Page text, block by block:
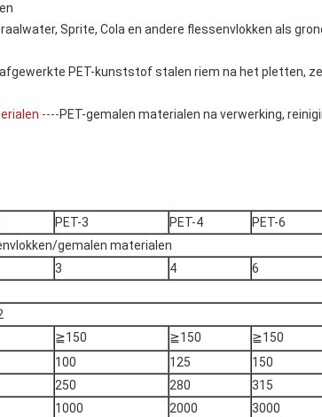
Sprite, Cola en andere flessenvlokken als
afgewerkte PET-kunststof stalen riem na het pletten,
----PET-gemalen materialen na verwerking,
PET-3 PET-4 PET-6
gemalen materialen
3 4 6
≧150 ≧150 ≧150
100 125 150
250 280 315
1000 2000 3000